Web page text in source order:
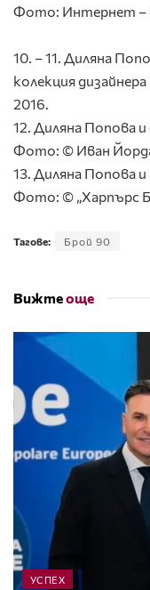
Фото: Интернет –
10. – 11. Диляна
колекция
2016.
12. Диляна Попова
Фото: © Иван
13. Диляна Попова
Фото: © „Харпърс
Тагове: Брой 90
Вижтеоще
УСПЕХ